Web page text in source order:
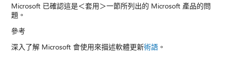
Microsoft 已確認這是＜套用＞一節所列出的 Microsoft 產品的問
題。
參考
深入了解 Microsoft 會使用來描述軟體更新術語 。